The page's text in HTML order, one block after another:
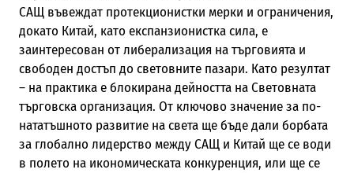
САЩ въвеждат протекционистки мерки и ограничения,
докато Китай, като експанзионистка сила, е
заинтересован от либерализация на търговията и
свободен достъп до световните пазари. Като резултат
– на практика е блокирана дейността на Световната
търговска организация. От ключово значение за по-
нататъшното развитие на света ще бъде дали борбата
за глобално лидерство между САЩ и Китай ще се води
в полето на икономическата конкуренция, или ще се